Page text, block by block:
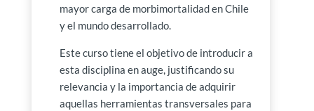
mayor carga de morbimortalidad en Chile
y el mundo desarrollado.
Este curso tiene el objetivo de introducir a
esta disciplina en auge, justificando su
relevancia y la importancia de adquirir
aquellas herramientas transversales para